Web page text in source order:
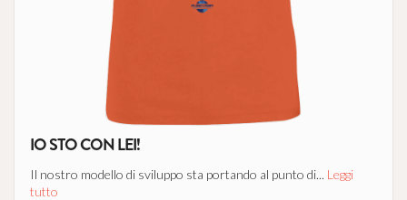
IO STO CON LEI!
Il nostro modello di sviluppo sta portando al punto di... Leggi
tutto